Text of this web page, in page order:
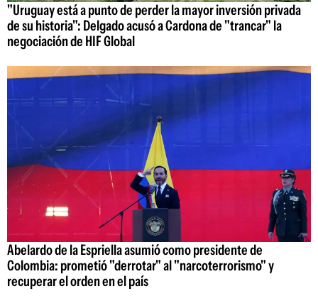
"Uruguay está a punto de perder la mayor inversión privada
de su historia": Delgado acusó a Cardona de "trancar" la
negociación de HIF Global
Abelardo de la Espriella asumió como presidente de
Colombia: prometió "derrotar" al "narcoterrorismo" y
recuperar el orden en el país